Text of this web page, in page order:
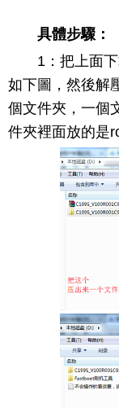
具體步驟：
1：把上面
如下圖，然後解
個文件夾，一個
件夾裡面放的是